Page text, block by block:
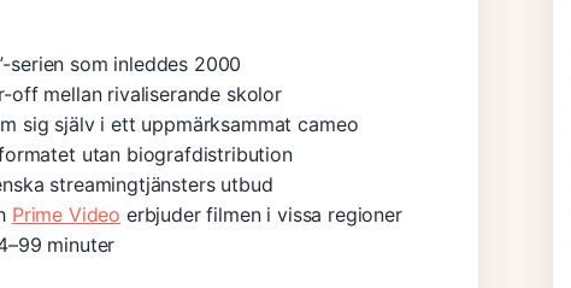
serien som inleddes 2000
off mellan rivaliserande skolor
sig själv i ett uppmärksammat cameo
utan biografdistribution
streamingtjänsters utbud
Prime Video erbjuder filmen i vissa regioner
minuter